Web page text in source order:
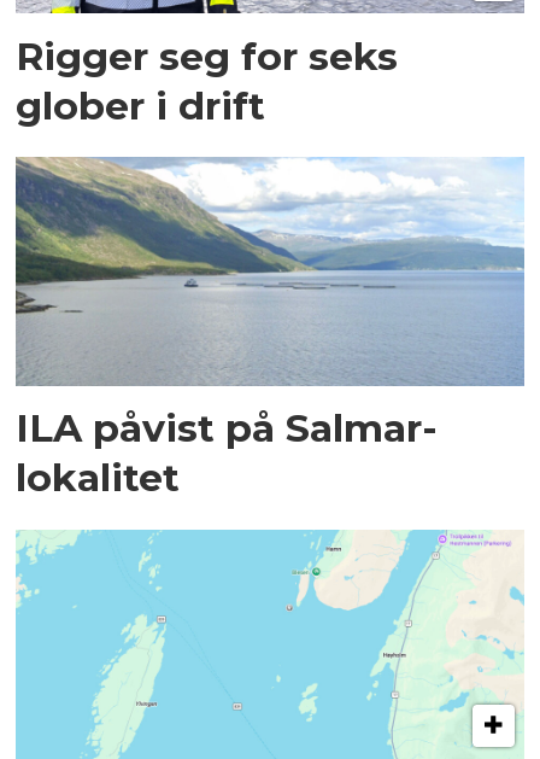
Rigger seg for seks
glober i drift
ILA påvist på Salmar-
lokalitet